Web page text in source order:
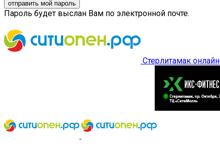
Пароль будет выслан Вам по электронной почте.
Стерлитамак онлайн